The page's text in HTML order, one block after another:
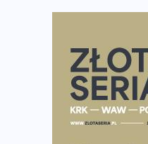
Rozbiegany Olsztyn
półmaratonem
Już w tę sobotę 35. Bieg
Wystartuje rekordowa
35. Bieg Powstania